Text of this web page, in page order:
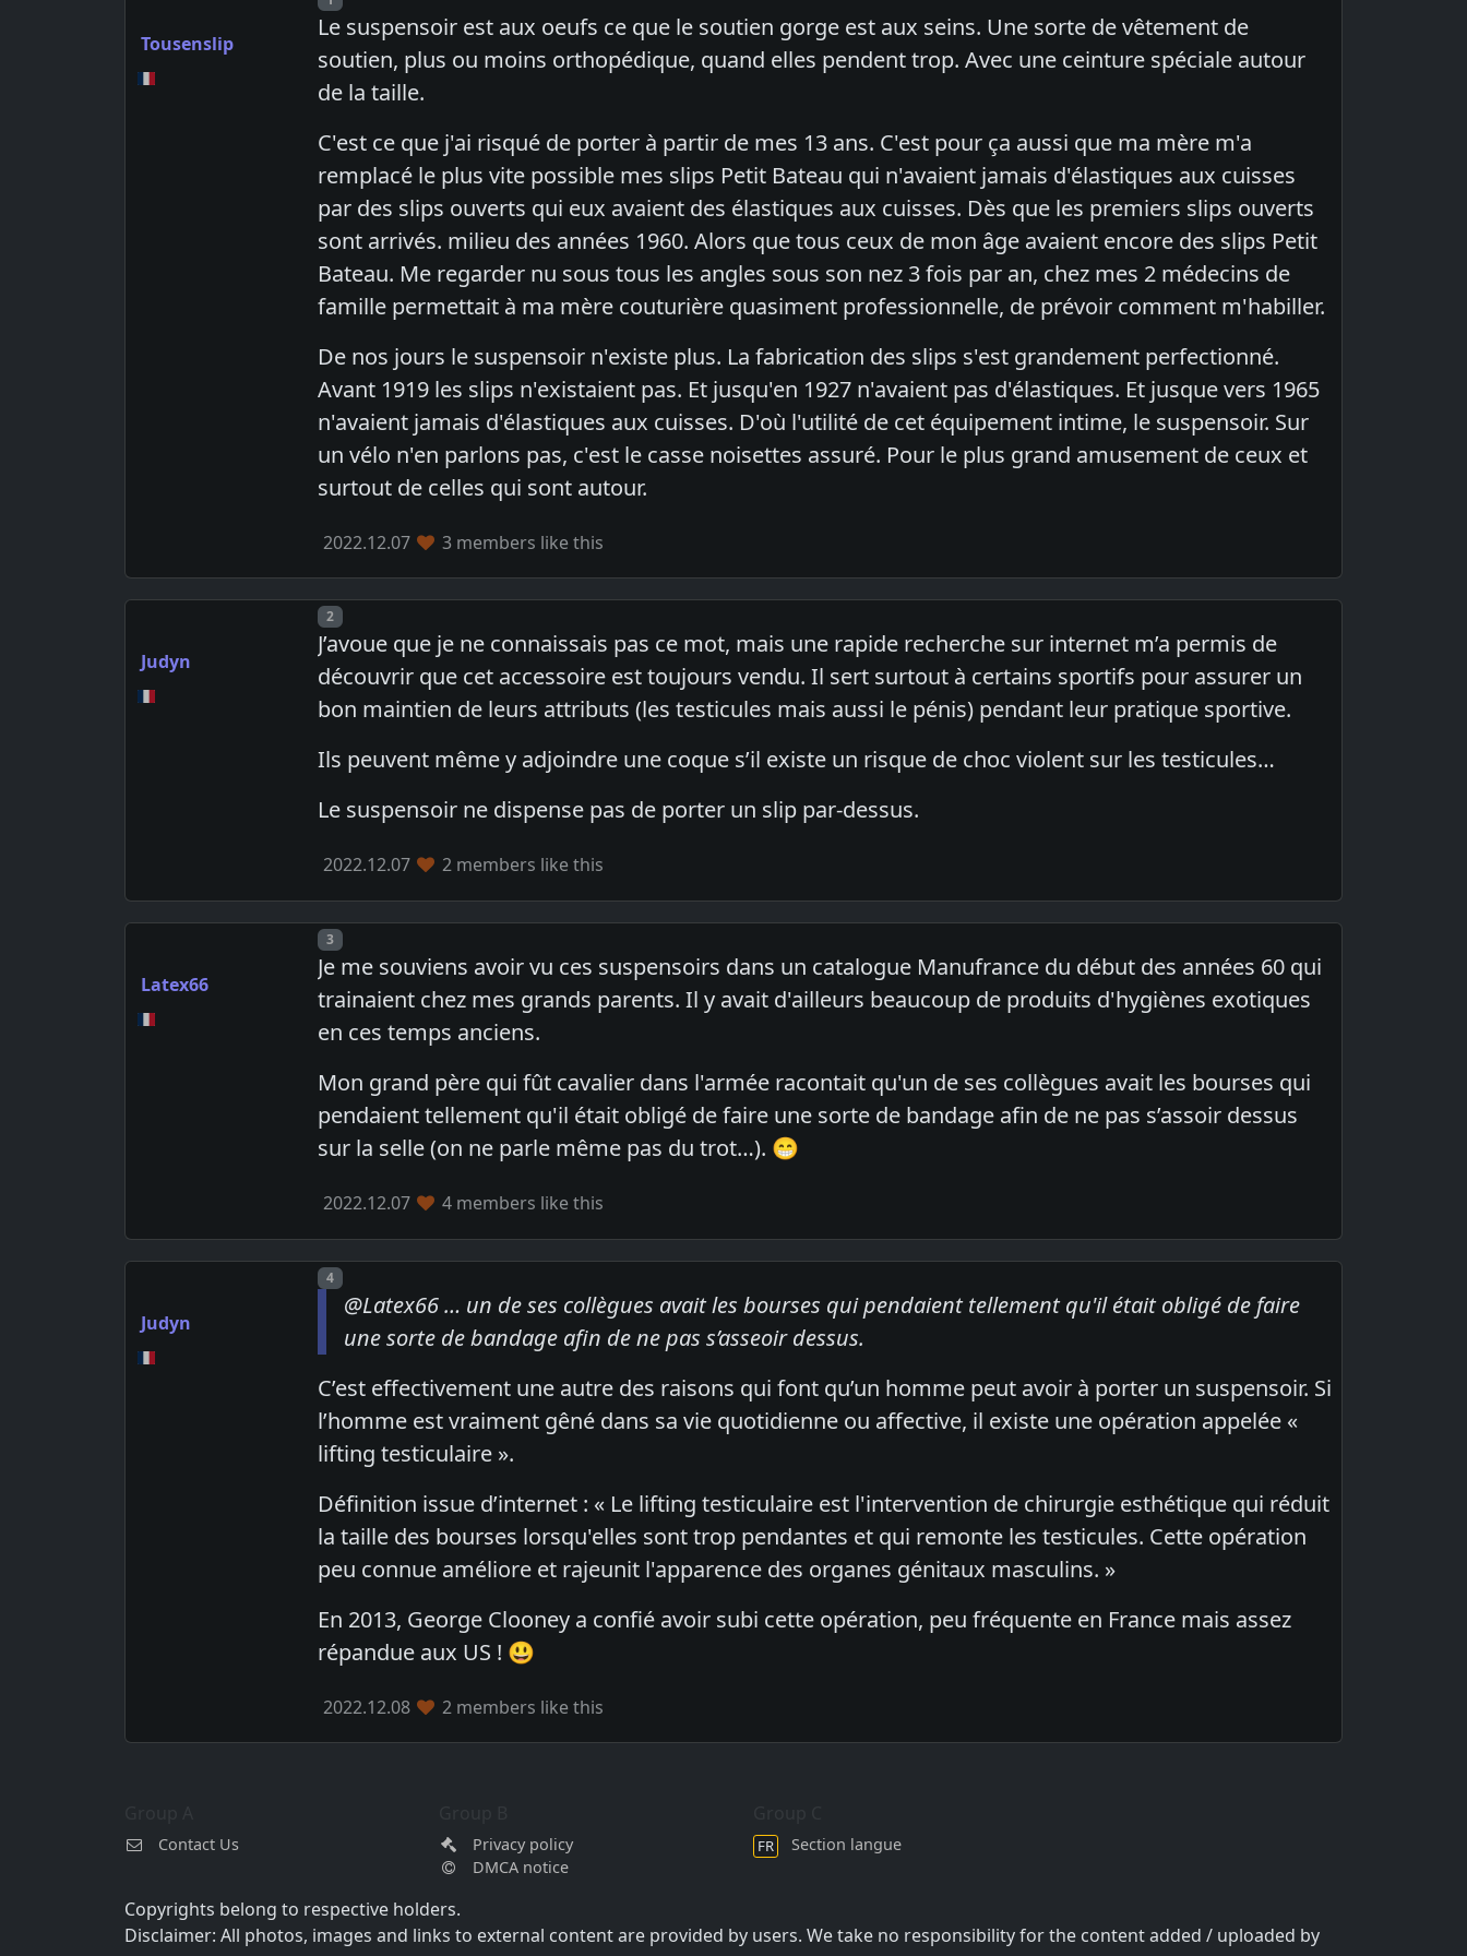
Tousenslip
Le suspensoir est aux oeufs ce que le soutien gorge est aux seins. Une sorte de vêtement de
soutien, plus ou moins orthopédique, quand elles pendent trop. Avec une ceinture spéciale autour
de la taille.
C'est ce que j'ai risqué de porter à partir de mes 13 ans. C'est pour ça aussi que ma mère m'a
remplacé le plus vite possible mes slips Petit Bateau qui n'avaient jamais d'élastiques aux cuisses
par des slips ouverts qui eux avaient des élastiques aux cuisses. Dès que les premiers slips ouverts
sont arrivés. milieu des années 1960. Alors que tous ceux de mon âge avaient encore des slips Petit
Bateau. Me regarder nu sous tous les angles sous son nez 3 fois par an, chez mes 2 médecins de
famille permettait à ma mère couturière quasiment professionnelle, de prévoir comment m'habiller.
De nos jours le suspensoir n'existe plus. La fabrication des slips s'est grandement perfectionné.
Avant 1919 les slips n'existaient pas. Et jusqu'en 1927 n'avaient pas d'élastiques. Et jusque vers 1965
n'avaient jamais d'élastiques aux cuisses. D'où l'utilité de cet équipement intime, le suspensoir. Sur
un vélo n'en parlons pas, c'est le casse noisettes assuré. Pour le plus grand amusement de ceux et
surtout de celles qui sont autour.
2022.12.07 3 members like this
Judyn
Post number
2
J’avoue que je ne connaissais pas ce mot, mais une rapide recherche sur internet m’a permis de
découvrir que cet accessoire est toujours vendu. Il sert surtout à certains sportifs pour assurer un
bon maintien de leurs attributs (les testicules mais aussi le pénis) pendant leur pratique sportive.
Ils peuvent même y adjoindre une coque s’il existe un risque de choc violent sur les testicules…
Le suspensoir ne dispense pas de porter un slip par-dessus.
2022.12.07 2 members like this
Latex66
Post number
3
Je me souviens avoir vu ces suspensoirs dans un catalogue Manufrance du début des années 60 qui
trainaient chez mes grands parents. Il y avait d'ailleurs beaucoup de produits d'hygiènes exotiques
en ces temps anciens.
Mon grand père qui fût cavalier dans l'armée racontait qu'un de ses collègues avait les bourses qui
pendaient tellement qu'il était obligé de faire une sorte de bandage afin de ne pas s’assoir dessus
sur la selle (on ne parle même pas du trot…). 😁
2022.12.07 4 members like this
Judyn
Post number
4
@Latex66 … un de ses collègues avait les bourses qui pendaient tellement qu'il était obligé de faire
une sorte de bandage afin de ne pas s’asseoir dessus.
C’est effectivement une autre des raisons qui font qu’un homme peut avoir à porter un suspensoir. Si
l’homme est vraiment gêné dans sa vie quotidienne ou affective, il existe une opération appelée «
lifting testiculaire ».
Définition issue d’internet : « Le lifting testiculaire est l'intervention de chirurgie esthétique qui réduit
la taille des bourses lorsqu'elles sont trop pendantes et qui remonte les testicules. Cette opération
peu connue améliore et rajeunit l'apparence des organes génitaux masculins. »
En 2013, George Clooney a confié avoir subi cette opération, peu fréquente en France mais assez
répandue aux US ! 😃
2022.12.08 2 members like this
Contact Us
Privacy policy
DMCA notice
FR Section langue
Copyrights belong to respective holders.
Disclaimer: All photos, images and links to external content are provided by users. We take no responsibility for the content added / uploaded by